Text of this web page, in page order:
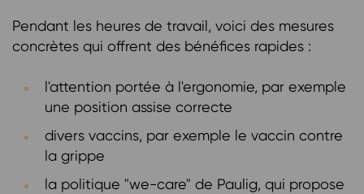
Pendant les heures de travail, voici des mesures
concrètes qui offrent des bénéfices rapides :
l'attention portée à l'ergonomie, par exemple
une position assise correcte
divers vaccins, par exemple le vaccin contre
la grippe
la politique "we-care" de Paulig, qui propose